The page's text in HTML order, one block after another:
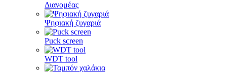
Διανομέας
Ψηφιακή ζυγαριά
Puck screen
WDT tool